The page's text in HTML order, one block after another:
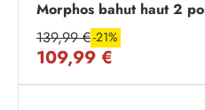
Morphos bahut haut 2
139,99 €-21%
109,99 €